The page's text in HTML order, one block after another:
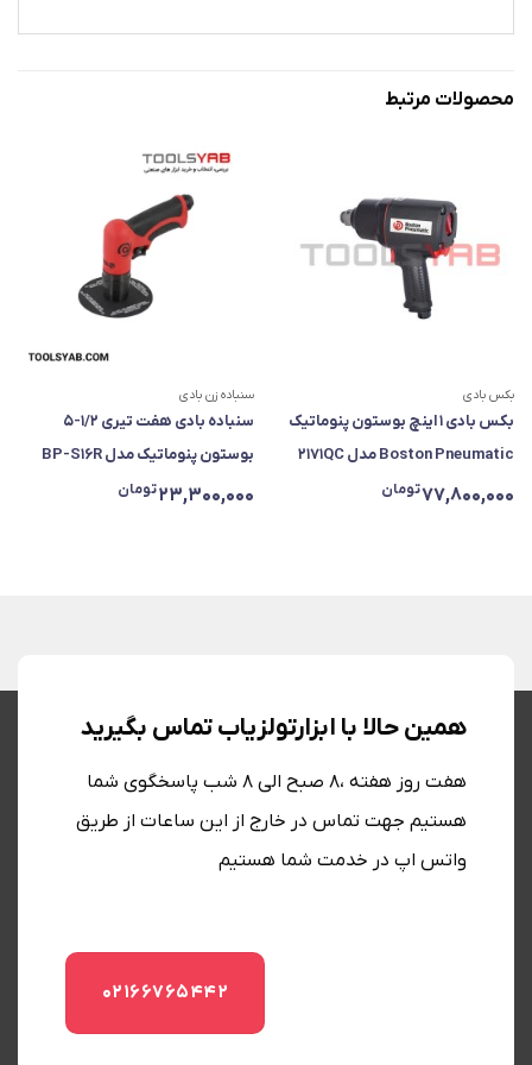
محصولات مرتبط
بکس بادی
بکس بادی ۱ اینچ بوستون پنوماتیک
Boston Pneumatic مدل ۲۱۷۱QC
77,800,000تومان
سنباده زن بادی
سنباده بادی هفت تیری ۱/۲-۵
بوستون پنوماتیک مدل BP-S16R
23,300,000تومان
همین حالا با ابزارتولزیاب تماس بگیرید
هفت روز هفته ،8 صبح الی 8 شب پاسخگوی شما
هستیم جهت تماس در خارج از این ساعات از طریق
واتس اپ در خدمت شما هستیم
02166765442